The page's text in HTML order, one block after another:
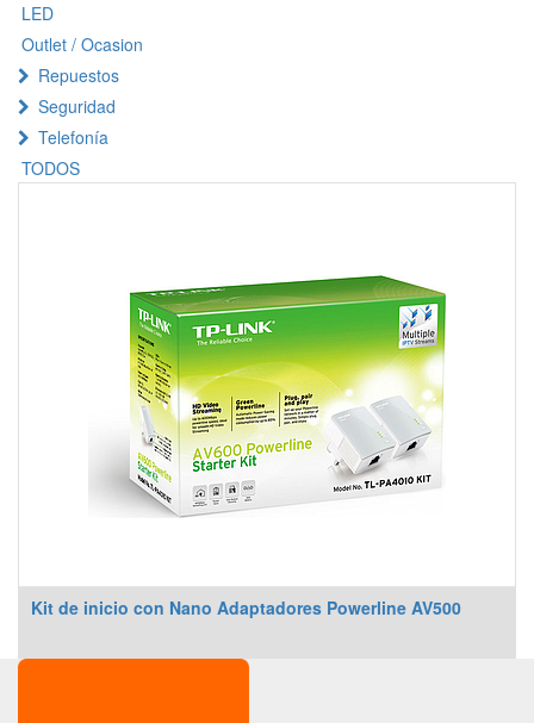
LED
Outlet / Ocasion
Repuestos
Seguridad
Telefonía
TODOS
Kit de inicio con Nano Adaptadores Powerline AV500